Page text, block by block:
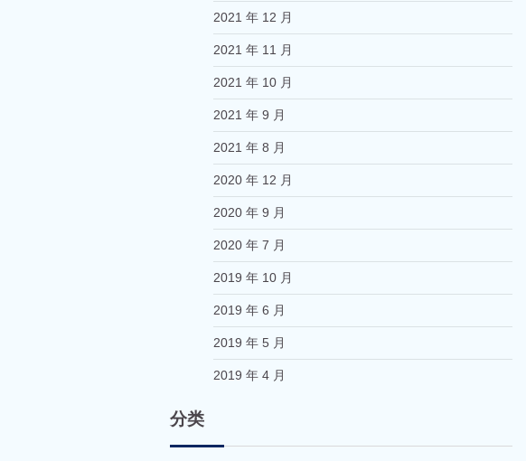
2021 年 12 月
2021 年 11 月
2021 年 10 月
2021 年 9 月
2021 年 8 月
2020 年 12 月
2020 年 9 月
2020 年 7 月
2019 年 10 月
2019 年 6 月
2019 年 5 月
2019 年 4 月
分类